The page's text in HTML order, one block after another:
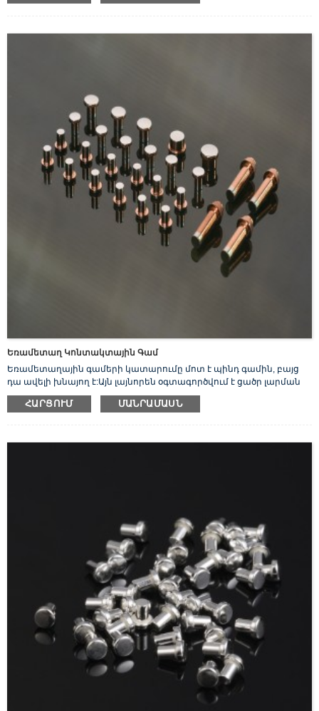
Եռամետաղ Կոնտակտային Գամ
Եռամետաղային գամերի կատարումը մոտ է պինդ գամին, բայց
դա ավելի խնայող է:Այն լայնորեն օգտագործվում է ցածր լարման
էլեկտրոնային սարքավորումներում:Օրինակ՝ անջատիչներ,
ռելեներ, կոնտակտորներ, կարգավորիչներ և այլն:
ՀԱՐՑՈՒՄ ՄԱՆՐԱՄԱՍՆ